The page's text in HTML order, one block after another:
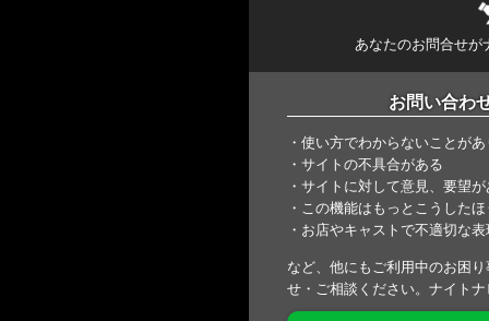
あなたのお問合せが
お問い合わ
・使い方でわからないことが
・サイトの不具合がある
・サイトに対して意見、要望が
・この機能はもっとこうした
・お店やキャストで不適切な
など、他にもご利用中のお困
せ・ご相談ください。ナイト